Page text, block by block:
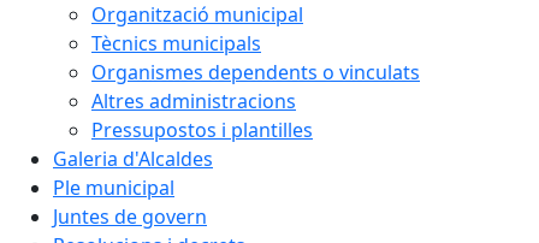
Organització municipal
Tècnics municipals
Organismes dependents o vinculats
Altres administracions
Pressupostos i plantilles
Galeria d'Alcaldes
Ple municipal
Juntes de govern